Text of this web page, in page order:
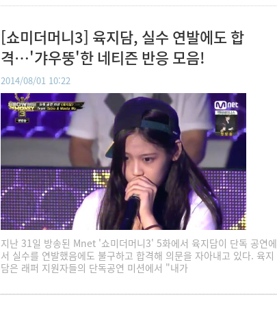
[쇼미더머니3] 육지담, 실수 연발에도 합
격…'갸우뚱'한 네티즌 반응 모음!
2014/08/01 10:22
지난 31일 방송된 Mnet '쇼미더머니3' 5화에서 육지담이 단독 공연에
서 실수를 연발했음에도 불구하고 합격해 의문을 자아내고 있다. 육지
담은 래퍼 지원자들의 단독공연 미션에서 "내가